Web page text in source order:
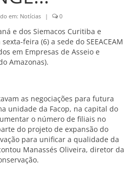
em: Notícias | 0
e dos Siemacos Curitiba e
feira (6) a sede do SEEACEAM
em Empresas de Asseio e
Amazonas).
as negociações para futura
unidade da Facop, na capital do
o número de filiais no
do projeto de expansão do
para unificar a qualidade da
Manassés Oliveira, diretor da